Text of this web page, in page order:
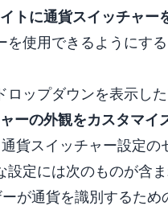
トに通貨スイッチャー
使用できるようにする
ップダウンを表示した
ーの外観をカスタマイ
貨スイッチャー設定の
定には次のものが含ま
が通貨を識別するため